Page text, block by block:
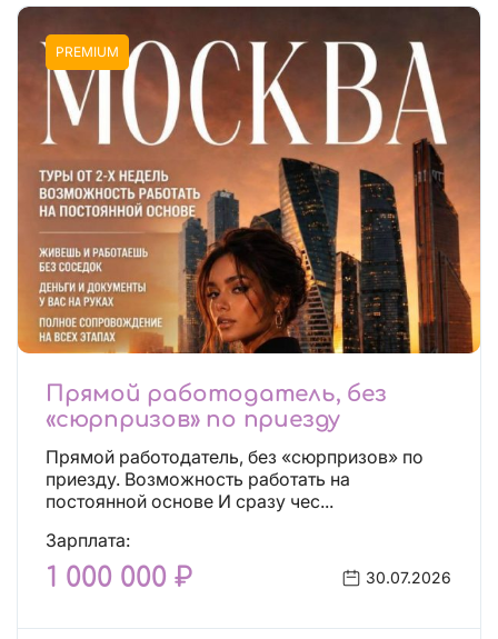
PREMIUM
Прямой работодатель, без
«сюрпризов» по приезду
Прямой работодатель, без «сюрпризов» по
приезду. Возможность работать на
постоянной основе И сразу чес...
Зарплата:
1 000 000 ₽ 30.07.2026